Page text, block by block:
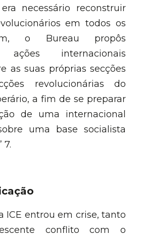
necessário reconstruir
em todos os
o Bureau propôs
ações internacionais
as suas próprias secções
revolucionárias do
a fim de se preparar
de uma internacional
uma base socialista
7.
o
ICE entrou em crise, tanto
conflito com o